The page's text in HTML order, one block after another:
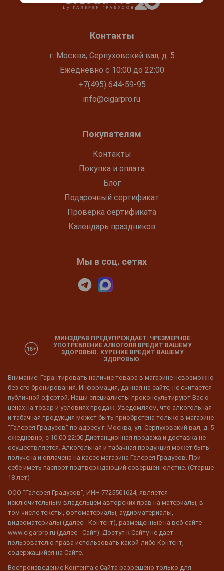
Контакты
г. Москва, Серпуховский вал, д. 5
Ежедневно с 10:00 до 22:00
+7(495) 644-59-95
info@cigarpro.ru
Покупателям
Контакты
Покупка и оплата
Блог
Подарочный сертификат
Проверка сертификата
Календарь праздников
Мы в соц. сетях
МИНЗДРАВ ПРЕДУПРЕЖДАЕТ: ЧРЕЗМЕРНОЕ
УПОТРЕБЛЕНИЕ АЛКОГОЛЯ ВРЕДИТ ВАШЕМУ
ЗДОРОВЬЮ. КУРЕНИЕ ВРЕДИТ ВАШЕМУ
ЗДОРОВЬЮ.
Внимание! Гарантировать наличие товара в магазине невозможно
без его бронирования. Информация, данная на сайте, не считается
публичной офертой. Наши специалисты проконсультируют Вас о
ценах на товар и условиях продаж. Уведомляем, что алкогольная
и табачная продукция может быть приобретена только в магазине
"Галерея Градусов" по адресу г. Москва, ул. Серпуховский вал, д. 5
ежедневно, с 10:00-22:00 Дистанционная продажа и доставка не
осуществляется. Алкогольная и табачная продукция может быть
получена и оплачена на кассе магазина Галерея Градусов. При
себе иметь паспорт подтверждающий совершеннолетие. (Старше
18 лет)
ООО "Галерея Градусов", ИНН 7725501624, является
исключительным владельцем авторских прав на материалы, в
том числе тексты, фотоматериалы, аудиоматериалы,
видеоматериалы (далее - Контент), размещенные на веб-сайте
www.cigarpro.ru (далее - Сайт). Доступ к Сайту не дает
пользователю права использовать какой-либо Контент,
содержащийся на Сайте.
Воспроизведение Контента с Сайта разрешено только для